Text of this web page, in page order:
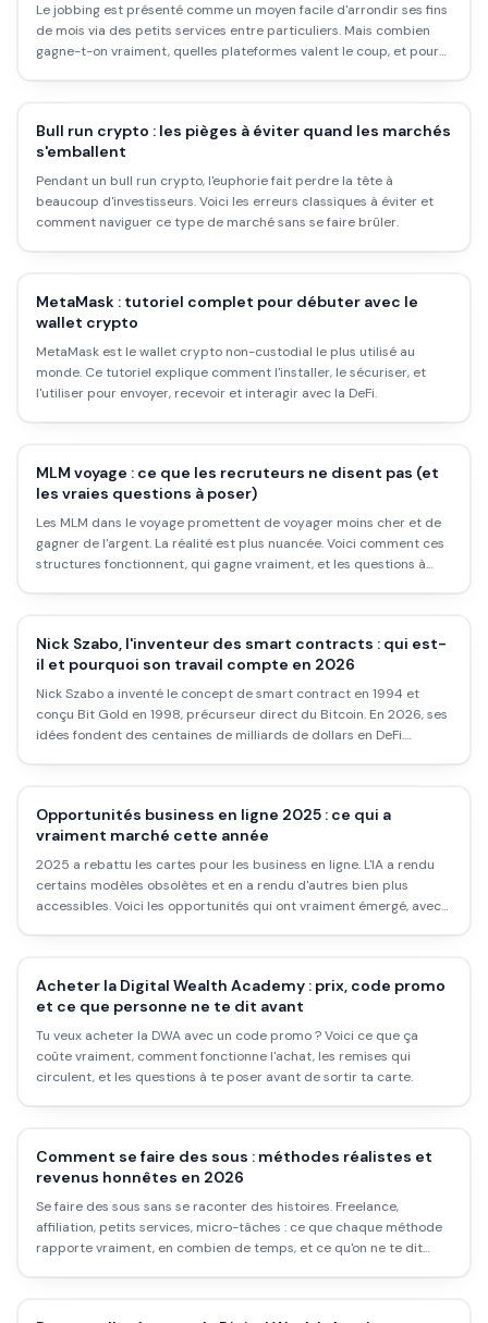
Le jobbing est présenté comme un moyen facile d'arrondir ses fins
de mois via des petits services entre particuliers. Mais combien
gagne-t-on vraiment, quelles plateformes valent le coup, et pour
Bull run crypto : les pièges à éviter quand les marchés
s'emballent
Pendant un bull run crypto, l'euphorie fait perdre la tête à
beaucoup d'investisseurs. Voici les erreurs classiques à éviter et
comment naviguer ce type de marché sans se faire brûler.
MetaMask : tutoriel complet pour débuter avec le
wallet crypto
MetaMask est le wallet crypto non-custodial le plus utilisé au
monde. Ce tutoriel explique comment l'installer, le sécuriser, et
l'utiliser pour envoyer, recevoir et interagir avec la DeFi.
MLM voyage : ce que les recruteurs ne disent pas (et
les vraies questions à poser)
Les MLM dans le voyage promettent de voyager moins cher et de
gagner de l'argent. La réalité est plus nuancée. Voici comment ces
structures fonctionnent, qui gagne vraiment, et les questions à
Nick Szabo, l'inventeur des smart contracts : qui est-
il et pourquoi son travail compte en 2026
Nick Szabo a inventé le concept de smart contract en 1994 et
conçu Bit Gold en 1998, précurseur direct du Bitcoin. En 2026, ses
idées fondent des centaines de milliards de dollars en DeFi.
Opportunités business en ligne 2025 : ce qui a
vraiment marché cette année
2025 a rebattu les cartes pour les business en ligne. L'IA a rendu
certains modèles obsolètes et en a rendu d'autres bien plus
accessibles. Voici les opportunités qui ont vraiment émergé, avec
Acheter la Digital Wealth Academy : prix, code promo
et ce que personne ne te dit avant
Tu veux acheter la DWA avec un code promo ? Voici ce que ça
coûte vraiment, comment fonctionne l'achat, les remises qui
circulent, et les questions à te poser avant de sortir ta carte.
Comment se faire des sous : méthodes réalistes et
revenus honnêtes en 2026
Se faire des sous sans se raconter des histoires. Freelance,
affiliation, petits services, micro-tâches : ce que chaque méthode
rapporte vraiment, en combien de temps, et ce qu'on ne te dit